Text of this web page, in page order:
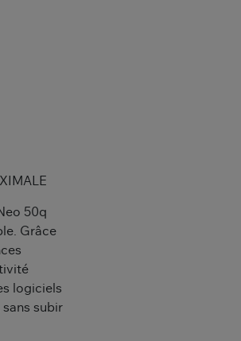
50q
Grâce
logiciels
subir